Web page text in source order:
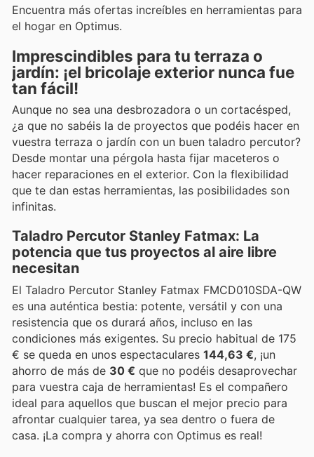
Encuentra más ofertas increíbles en herramientas para
el hogar en Optimus.
Imprescindibles para tu terraza o
jardín: ¡el bricolaje exterior nunca fue
tan fácil!
Aunque no sea una desbrozadora o un cortacésped,
¿a que no sabéis la de proyectos que podéis hacer en
vuestra terraza o jardín con un buen taladro percutor?
Desde montar una pérgola hasta fijar maceteros o
hacer reparaciones en el exterior. Con la flexibilidad
que te dan estas herramientas, las posibilidades son
infinitas.
Taladro Percutor Stanley Fatmax: La
potencia que tus proyectos al aire libre
necesitan
El Taladro Percutor Stanley Fatmax FMCD010SDA-QW
es una auténtica bestia: potente, versátil y con una
resistencia que os durará años, incluso en las
condiciones más exigentes. Su precio habitual de 175
€ se queda en unos espectaculares 144,63 €, ¡un
ahorro de más de 30 € que no podéis desaprovechar
para vuestra caja de herramientas! Es el compañero
ideal para aquellos que buscan el mejor precio para
afrontar cualquier tarea, ya sea dentro o fuera de
casa. ¡La compra y ahorra con Optimus es real!